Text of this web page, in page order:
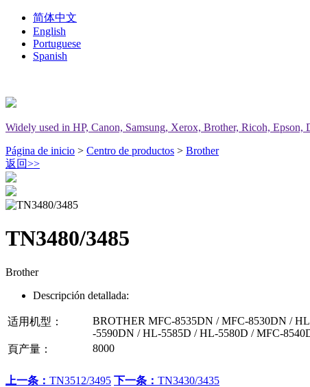
简体中文
English
Portuguese
Spanish
Widely used in HP, Canon, Samsung, Xerox, Brother, Ricoh, Epson,
Página de inicio > Centro de productos > Brother
返回>>
TN3480/3485
Brother
Descripción detallada:
适用机型：
BROTHER MFC-8535DN / MFC-8530DN /
-5590DN / HL-5585D / HL-5580D / MFC-
頁产量：
8000
上一条： TN3512/3495 下一条： TN3430/3435